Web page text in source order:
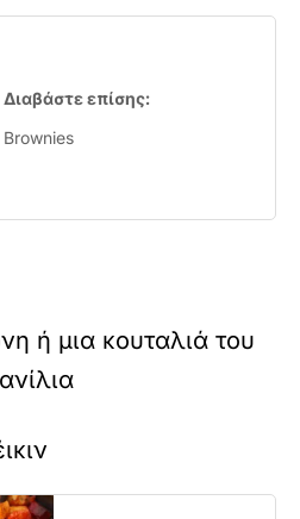
Διαβάστε επίσης:
Brownies
ή μια κουταλιά του